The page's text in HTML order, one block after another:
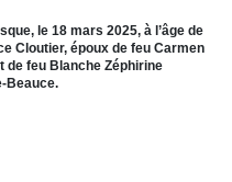
le 18 mars 2025, à l’âge de
Cloutier, époux de feu Carmen
de feu Blanche Zéphirine
Beauce.